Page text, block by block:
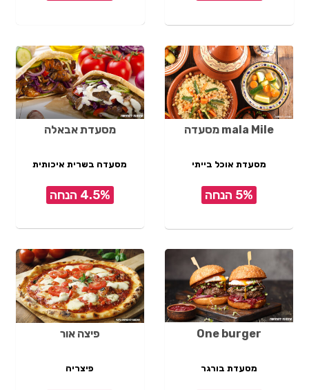
mala Mile מסעדה
מסעדת אוכל בייתי
5% הנחה
מסעדת אבאלה
מסעדה בשרית איכותית
4.5% הנחה
One burger
מסעדת בורגר
פיצה אור
פיצריה